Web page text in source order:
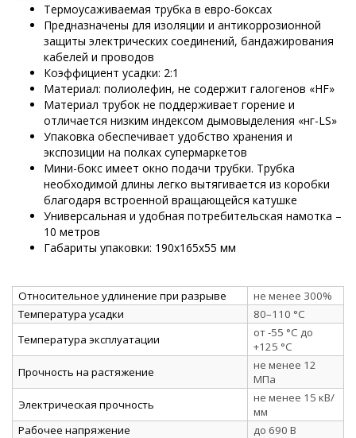
Термоусаживаемая трубка в евро-боксах
Предназначены для изоляции и антикоррозионной
защиты электрических соединений, бандажирования
кабелей и проводов
Коэффициент усадки: 2:1
Материал: полиолефин, не содержит галогенов «HF»
Материал трубок не поддерживает горение и
отличается низким индексом дымовыделения «нг-LS»
Упаковка обеспечивает удобство хранения и
экспозиции на полках супермаркетов
Мини-бокс имеет окно подачи трубки. Трубка
необходимой длины легко вытягивается из коробки
благодаря встроенной вращающейся катушке
Универсальная и удобная потребительская намотка –
10 метров
Габариты упаковки: 190х165х55 мм
Относительное удлинение при разрыве
не менее 300%
Температура усадки
80–110 °C
Температура эксплуатации
от -55 °C до
+125 °C
Прочность на растяжение
не менее 12
МПа
Электрическая прочность
не менее 15 кВ/
мм
Рабочее напряжение
до 690 В